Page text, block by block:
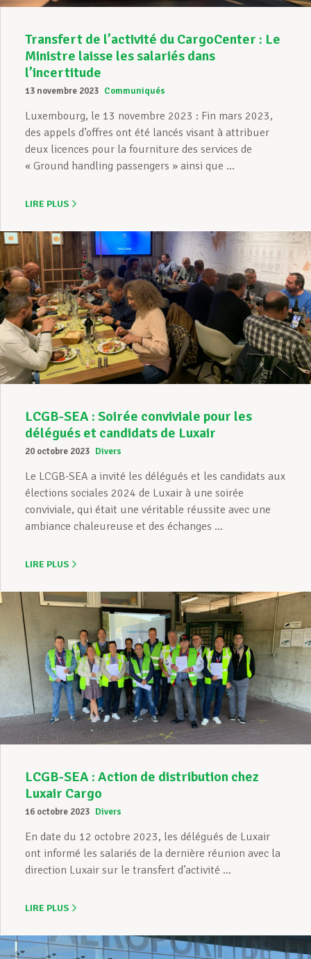
Transfert de l’activité du CargoCenter : Le
Ministre laisse les salariés dans
l’incertitude
13 novembre 2023 Communiqués
Luxembourg, le 13 novembre 2023 : Fin mars 2023,
des appels d’offres ont été lancés visant à attribuer
deux licences pour la fourniture des services de
« Ground handling passengers » ainsi que ...
LIRE PLUS
LCGB-SEA : Soirée conviviale pour les
délégués et candidats de Luxair
20 octobre 2023 Divers
Le LCGB-SEA a invité les délégués et les candidats aux
élections sociales 2024 de Luxair à une soirée
conviviale, qui était une véritable réussite avec une
ambiance chaleureuse et des échanges ...
LIRE PLUS
LCGB-SEA : Action de distribution chez
Luxair Cargo
16 octobre 2023 Divers
En date du 12 octobre 2023, les délégués de Luxair
ont informé les salariés de la dernière réunion avec la
direction Luxair sur le transfert d’activité ...
LIRE PLUS